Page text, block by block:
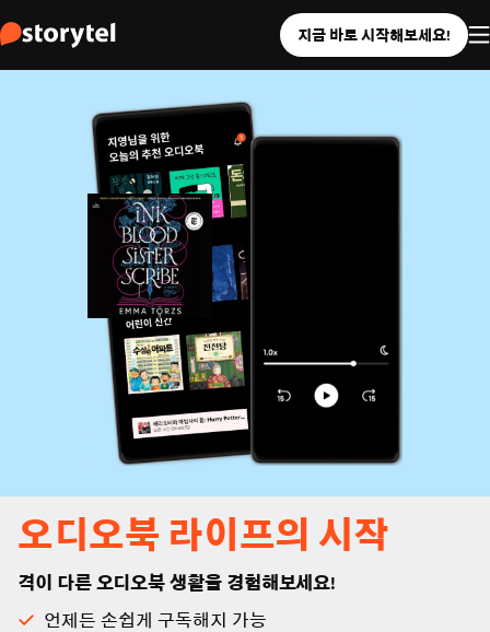
지금 바로 시작해보세요!
오디오북 라이프의 시작
격이 다른 오디오북 생활을 경험해보세요!
언제든 손쉽게 구독해지 가능